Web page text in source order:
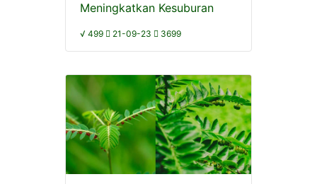
Meningkatkan Kesuburan
√ 499 21-09-23 3699